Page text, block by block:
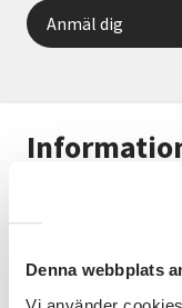
Denna webbplats
Nu har du
ändra den till en
Du kan även sy
Anmäl dig